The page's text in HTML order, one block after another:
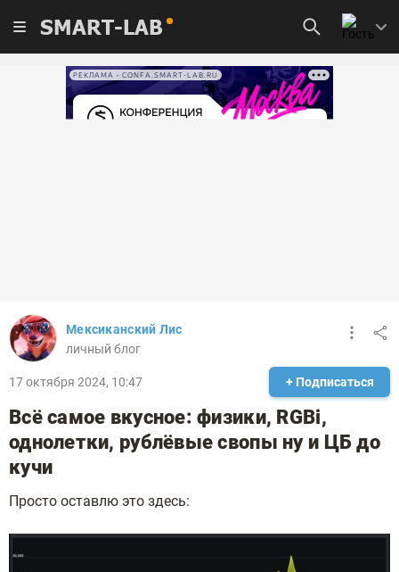
SMART-LAB
РЕКЛАМА • CONFA.SMART-LAB.RU
Мексиканский Лис
личный блог
17 октября 2024, 10:47 + Подписаться
Всё самое вкусное: физики, RGBi,
однолетки, рублёвые свопы ну и ЦБ до
кучи
Просто оставлю это здесь: